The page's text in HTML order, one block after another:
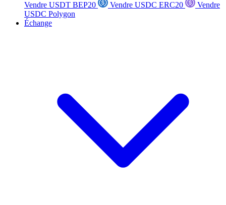
Vendre USDT BEP20
Vendre USDC ERC20
Vendre
USDC Polygon
Échange